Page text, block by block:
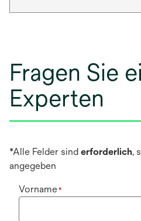
Fragen Sie
Experten
*Alle Felder sind erforderlich,
angegeben
Vorname*